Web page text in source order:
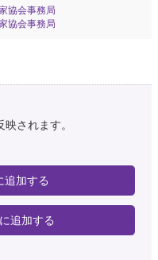
協会事務局
協会事務局
されます。
追加する
追加する